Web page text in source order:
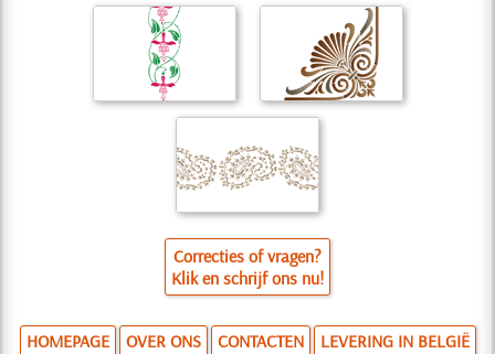
Correcties of vragen?
Klik en schrijf ons nu!
HOMEPAGE OVER ONS CONTACTEN LEVERING IN BELGIË